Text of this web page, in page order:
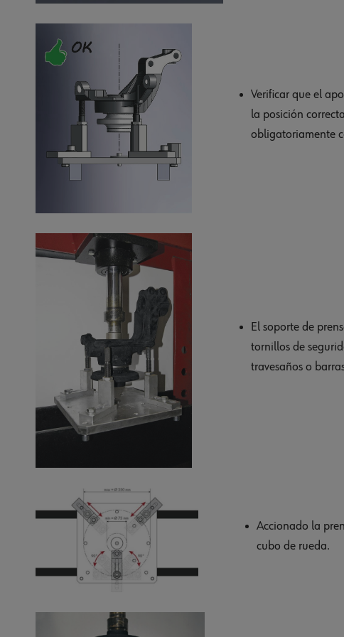
Verificar que el
la posición
obligatoriamente
El soporte de
tornillos de
travesaños o
Accionado la
cubo de rueda.